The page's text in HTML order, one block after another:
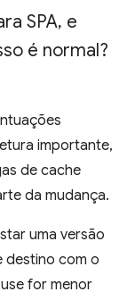
SPA, e
é normal?
importante,
de cache
da mudança.
uma versão
destino com o
for menor